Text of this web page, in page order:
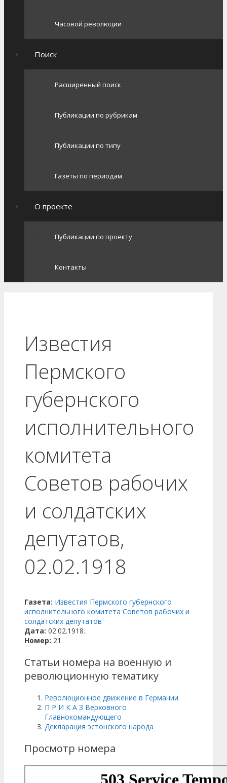
Часовой революции
Поиск
Расширенный поиск
Публикации по рубрикам
Публикации по типу
Газеты по периодам
О проекте
Публикации по проекту
Контакты
Известия
Пермского
губернского
исполнительного
комитета
Советов рабочих
и солдатских
депутатов,
02.02.1918
Газета: Известия Пермского губернского
исполнительного комитета Советов рабочих и
солдатских депутатов
Дата: 02.02.1918.
Номер: 21
Статьи номера на военную и
революционную тематику
Революционное движение в Германии
П Р И К А З Верховного
Главнокомандующего
Декларация эcтонского народа
Просмотр номера